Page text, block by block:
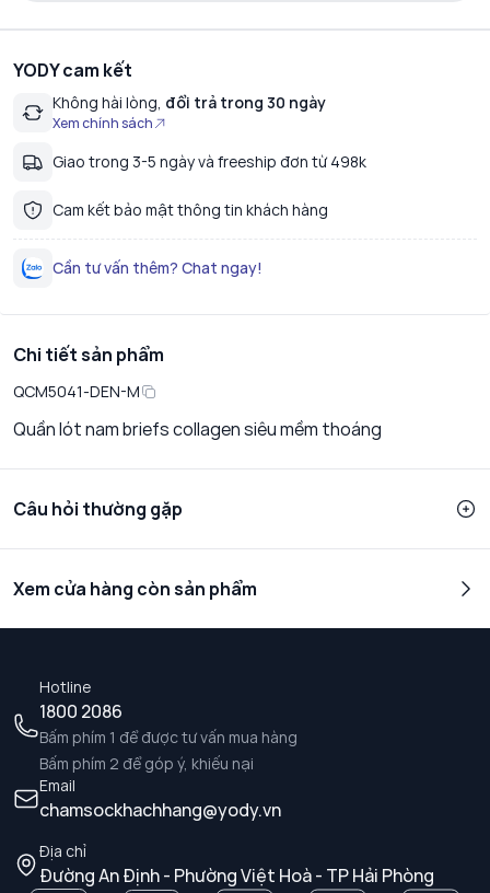
YODY cam kết
Không hài lòng, đổi trả trong 30 ngày
Xem chính sách
Giao trong 3-5 ngày và freeship đơn từ 498k
Cam kết bảo mật thông tin khách hàng
Cần tư vấn thêm? Chat ngay!
Chi tiết sản phẩm
QCM5041-DEN-M
Quần lót nam briefs collagen siêu mềm thoáng
Câu hỏi thường gặp
Xem cửa hàng còn sản phẩm
Hotline
1800 2086
Bấm phím 1 để được tư vấn mua hàng
Bấm phím 2 để góp ý, khiếu nại
Email
chamsockhachhang@yody.vn
Địa chỉ
Đường An Định - Phường Việt Hoà - TP Hải Phòng